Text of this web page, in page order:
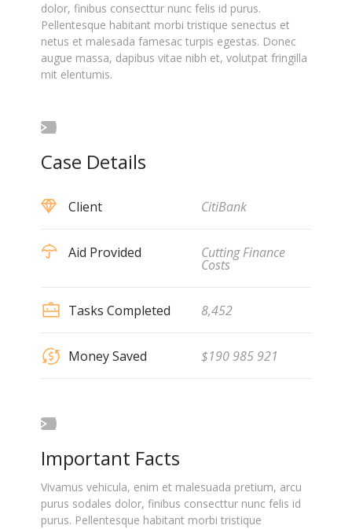
dolor, finibus consecttur nunc felis id purus.
Pellentesque habitant morbi tristique senectus et
netus et malesada famesac turpis egestas. Donec
augue massa, dapibus vitae nibh et, volutpat fringilla
mit elentumis.
Case Details
Client CitiBank
Aid Provided Cutting Finance
Costs
Tasks Completed 8,452
Money Saved $190 985 921
Important Facts
Vivamus vehicula, enim et malesuada pretium, arcu
purus sodales dolor, finibus consecttur nunc felis id
purus. Pellentesque habitant morbi tristique